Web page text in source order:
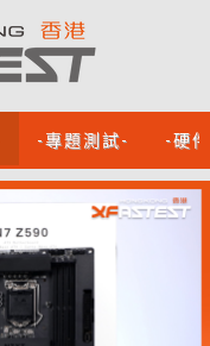
-專題測試- -硬